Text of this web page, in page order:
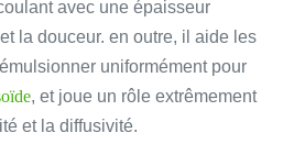
avec une épaisseur
la douceur. en outre, il aide les
uniformément pour
, et joue un rôle extrêmement
et la diffusivité.